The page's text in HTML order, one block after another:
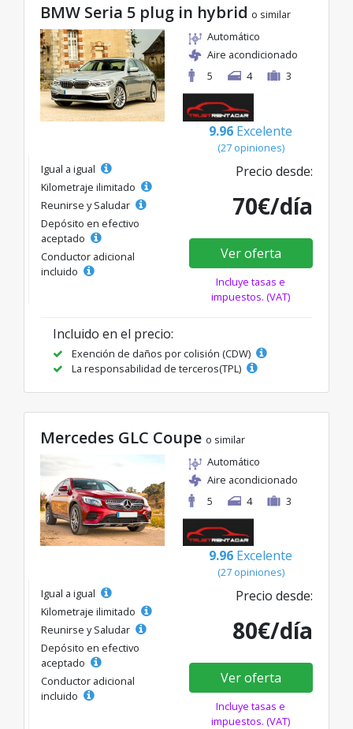
BMW Seria 5 plug in hybrid o similar
Automático
Aire acondicionado
5
4 3
9.96 Excelente
(27 opiniones)
Igual a igual
Kilometraje ilimitado
Reunirse y Saludar
Depósito en efectivo
aceptado
Conductor adicional
incluido
Precio desde:
70€/día
Ver oferta
Incluye tasas e
impuestos. (VAT)
Incluido en el precio:
Exención de daños por colisión (CDW)
La responsabilidad de terceros(TPL)
Mercedes GLC Coupe o similar
Automático
Aire acondicionado
5
4 3
9.96 Excelente
(27 opiniones)
Igual a igual
Kilometraje ilimitado
Reunirse y Saludar
Depósito en efectivo
aceptado
Conductor adicional
incluido
Precio desde:
80€/día
Ver oferta
Incluye tasas e
impuestos. (VAT)